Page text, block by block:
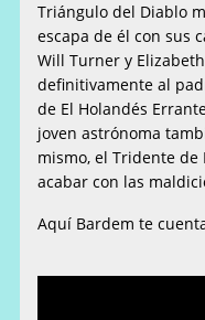
Triángulo del Diablo
escapa de él con sus
Will Turner y
definitivamente al
de El Holandés
joven astrónoma
mismo, el Tridente
acabar con las
Aquí Bardem te